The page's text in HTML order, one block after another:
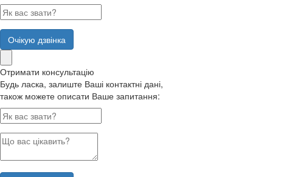
Очікую дзвінка
Отримати консультацію
Будь ласка, залиште Ваші контактні дані,
також можете описати Ваше запитання: